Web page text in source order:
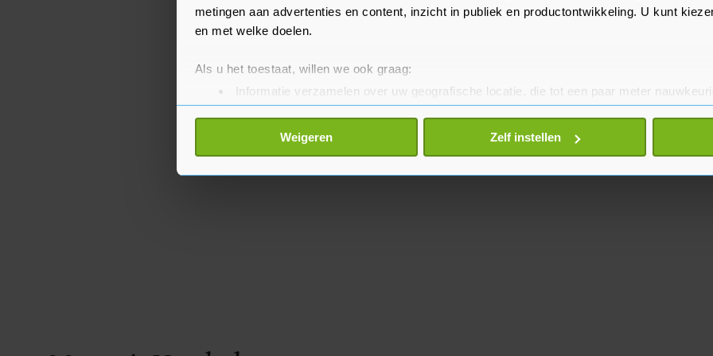
metingen aan advertenties en content, inzicht in publiek en productontwikkeling. U kunt
en met welke doelen.
Als u het toestaat, willen we ook graag:
Informatie verzamelen over uw geografische locatie, die tot een paar meter
Uw apparaat identificeren door het actief te scannen op specifieke eigenschappen
Lees meer over hoe uw persoonlijke gegevens worden verwerkt en stel uw voorkeuren in het
toestemming op elk moment wijzigen of intrekken in de Cookieverklaring.
Weigeren Zelf instellen